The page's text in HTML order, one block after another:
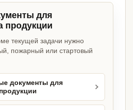
для
продукции
текущей задачи нужно
пожарный или стартовый
документы для